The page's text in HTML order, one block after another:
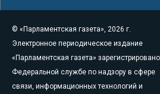
© «Парламентская газета», 2026 г.
Электронное периодическое издание
«Парламентская газета»
Федеральной службе по надзору в сфере
связи, информационных технологий и